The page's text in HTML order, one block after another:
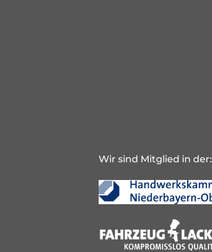
Wir sind Mitglied in der: